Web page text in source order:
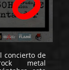
concierto de
metal